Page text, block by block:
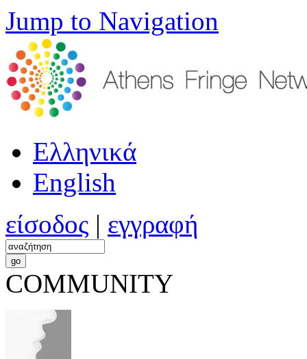
Jump to Navigation
Ελληνικά
English
είσοδος | εγγραφή
COMMUNITY